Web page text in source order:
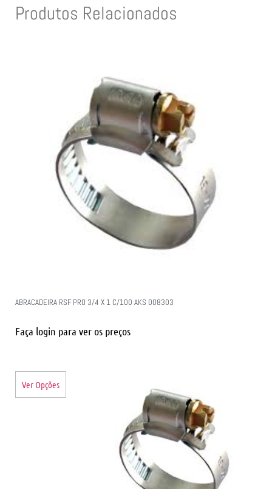
Produtos Relacionados
ABRACADEIRA RSF PRO 3/4 X 1 C/100 AKS 008303
Faça login para ver os preços
Ver Opções